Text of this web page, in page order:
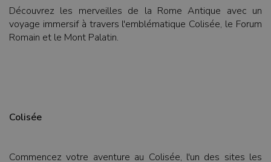
Découvrez les merveilles de la Rome Antique avec un
voyage immersif à travers l'emblématique Colisée, le Forum
Romain et le Mont Palatin.
Colisée
Commencez votre aventure au Colisée, l'un des sites les